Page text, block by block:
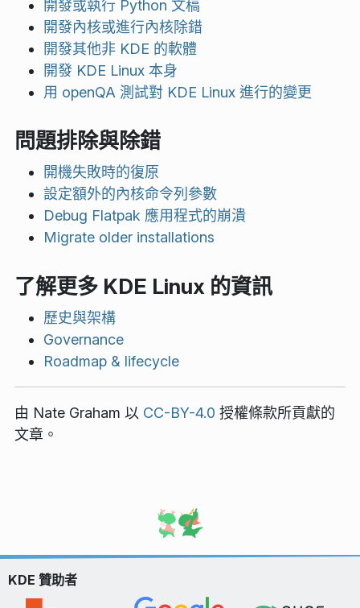
開發或執行 Python 文稿
開發內核或進行內核除錯
開發其他非 KDE 的軟體
開發 KDE Linux 本身
用 openQA 測試對 KDE Linux 進行的變更
問題排除與除錯
開機失敗時的復原
設定額外的內核命令列參數
Debug Flatpak 應用程式的崩潰
Migrate older installations
了解更多 KDE Linux 的資訊
歷史與架構
Governance
Roadmap & lifecycle
由 Nate Graham 以 CC-BY-4.0 授權條款所貢獻的
文章。
KDE 贊助者